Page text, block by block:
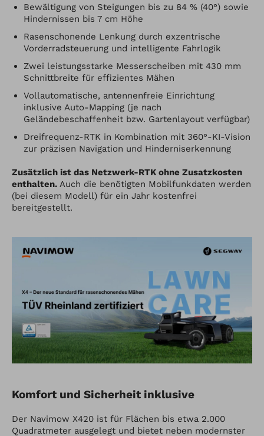
Bewältigung von Steigungen bis zu 84 % (40°) sowie
Hindernissen bis 7 cm Höhe
Rasenschonende Lenkung durch exzentrische
Vorderradsteuerung und intelligente Fahrlogik
Zwei leistungsstarke Messerscheiben mit 430 mm
Schnittbreite für effizientes Mähen
Vollautomatische, antennenfreie Einrichtung
inklusive Auto-Mapping (je nach
Geländebeschaffenheit bzw. Gartenlayout verfügbar)
Dreifrequenz-RTK in Kombination mit 360°-KI-Vision
zur präzisen Navigation und Hinderniserkennung
Zusätzlich ist das Netzwerk-RTK ohne Zusatzkosten
enthalten. Auch die benötigten Mobilfunkdaten werden
(bei diesem Modell) für ein Jahr kostenfrei
bereitgestellt.
Komfort und Sicherheit inklusive
Der Navimow X420 ist für Flächen bis etwa 2.000
Quadratmeter ausgelegt und bietet neben modernster